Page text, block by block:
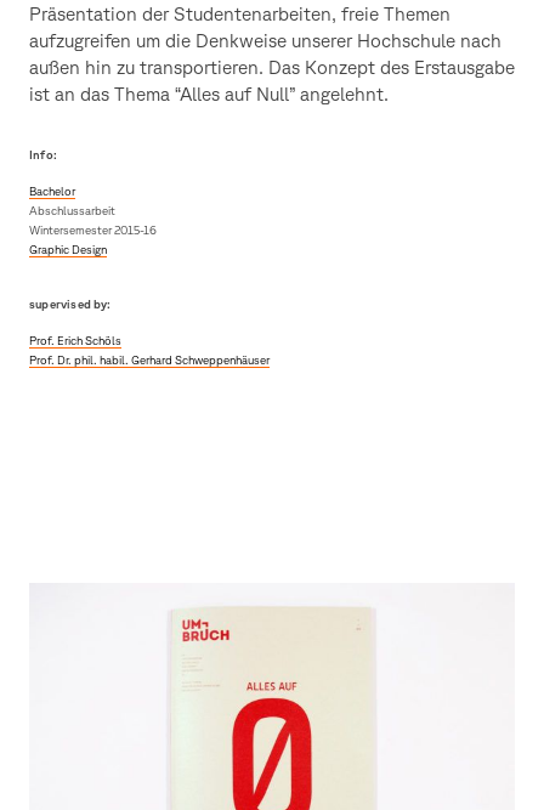
Präsentation der Studentenarbeiten, freie Themen
aufzugreifen um die Denkweise unserer Hochschule nach
außen hin zu transportieren. Das Konzept des Erstausgabe
ist an das Thema “Alles auf Null” angelehnt.
Info:
Bachelor
Abschlussarbeit
Wintersemester 2015-16
Graphic Design
supervised by:
Prof. Erich Schöls
Prof. Dr. phil. habil. Gerhard Schweppenhäuser